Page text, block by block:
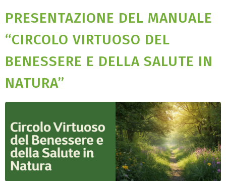
PRESENTAZIONE DEL MANUALE
“CIRCOLO VIRTUOSO DEL
BENESSERE E DELLA SALUTE IN
NATURA”